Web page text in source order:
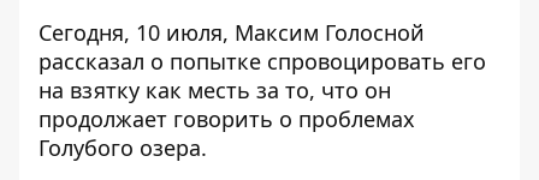
Сегодня, 10 июля, Максим Голосной
рассказал о попытке спровоцировать его
на взятку как месть за то, что он
продолжает говорить о проблемах
Голубого озера.